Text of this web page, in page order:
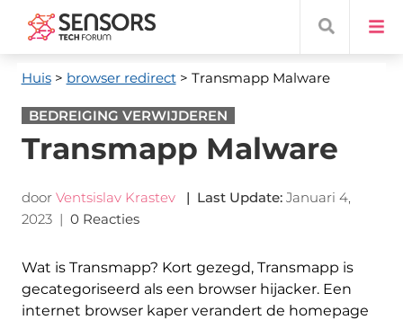
Huis> browser redirect> Transmapp Malware
BEDREIGING VERWIJDEREN
Transmapp Malware
door Ventsislav Krastev | Last Update: Januari 4,
2023| 0 Reacties
Wat is Transmapp? Kort gezegd, Transmapp is
gecategoriseerd als een browser hijacker. Een
internet browser kaper verandert de homepage